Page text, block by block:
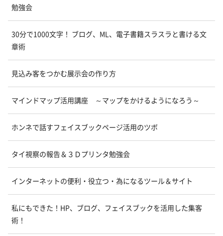
勉強会
30分で1000文字！ ブログ、ML、電子書籍スラスラと書ける文
章術
見込み客をつかむ展示会の作り方
マインドマップ活用講座 ～マップをかけるようになろう～
ホンネで話すフェイスブックページ活用のツボ
タイ視察の報告＆３Ｄプリンタ勉強会
インターネットの便利・役立つ・為になるツール＆サイト
私にもできた！HP、ブログ、フェイスブックを活用した集客
術！